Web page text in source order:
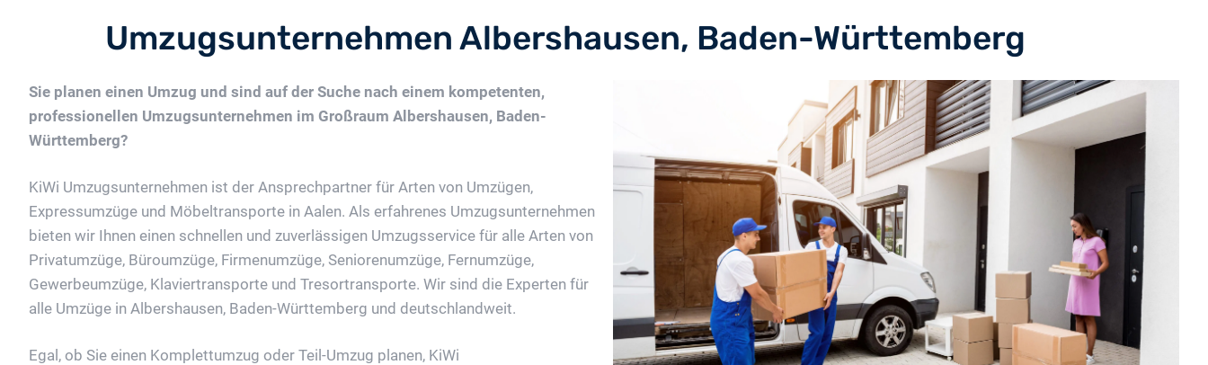
Umzugsunternehmen Albershausen, Baden-Württemberg
Sie planen einen Umzug und sind auf der Suche nach einem kompetenten,
professionellen Umzugsunternehmen im Großraum Albershausen, Baden-
Württemberg?
KiWi Umzugsunternehmen ist der Ansprechpartner für Arten von Umzügen,
Expressumzüge und Möbeltransporte in Aalen. Als erfahrenes Umzugsunternehmen
bieten wir Ihnen einen schnellen und zuverlässigen Umzugsservice für alle Arten von
Privatumzüge, Büroumzüge, Firmenumzüge, Seniorenumzüge, Fernumzüge,
Gewerbeumzüge, Klaviertransporte und Tresortransporte. Wir sind die Experten für
alle Umzüge in Albershausen, Baden-Württemberg und deutschlandweit.
Egal, ob Sie einen Komplettumzug oder Teil-Umzug planen, KiWi